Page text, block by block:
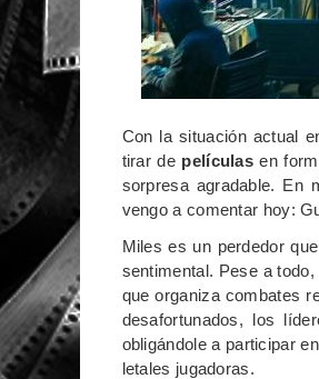
Con la situación actual
tirar de películas en
sorpresa agradable. En
vengo a comentar hoy:
Miles es un perdedor
sentimental. Pese a
que organiza combates
desafortunados, los
obligándole a participar
letales jugadoras.